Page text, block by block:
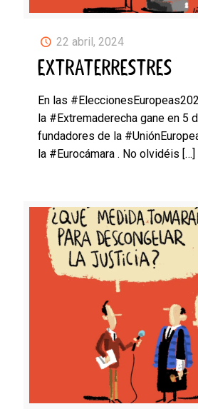
22 abril, 2024
EXTRATERRESTRES
En las
la #Extremaderecha gane en 5
fundadores de la
la #Eurocámara . No olvidéis […]